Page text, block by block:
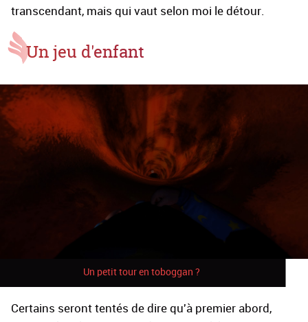
transcendant, mais qui vaut selon moi le détour.
Un jeu d'enfant
Un petit tour en toboggan ?
Certains seront tentés de dire qu'à premier abord,